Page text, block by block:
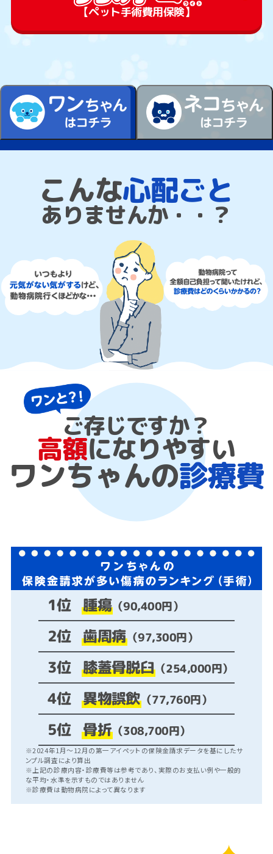
【ペット手術費用保険】
こんな心配ごと
ありませんか・・？
ご存じですか？
高額になりやすい
ワンちゃんの診療費
1位 腫瘍 （90,400円）
2位 歯周病（97,300円）
3位 膝蓋骨脱臼 （254,000円）
4位 異物誤飲 （77,760円）
5位 骨折 （308,700円）
※2024年1月～12月の第一アイペットの保険金請求データを基にしたサ
ンプル調査により算出
※上記の診療内容・診療費等は参考であり、実際のお支払い例や一般的
な平均・水準を示すものではありません
※診療費は動物病院によって異なります